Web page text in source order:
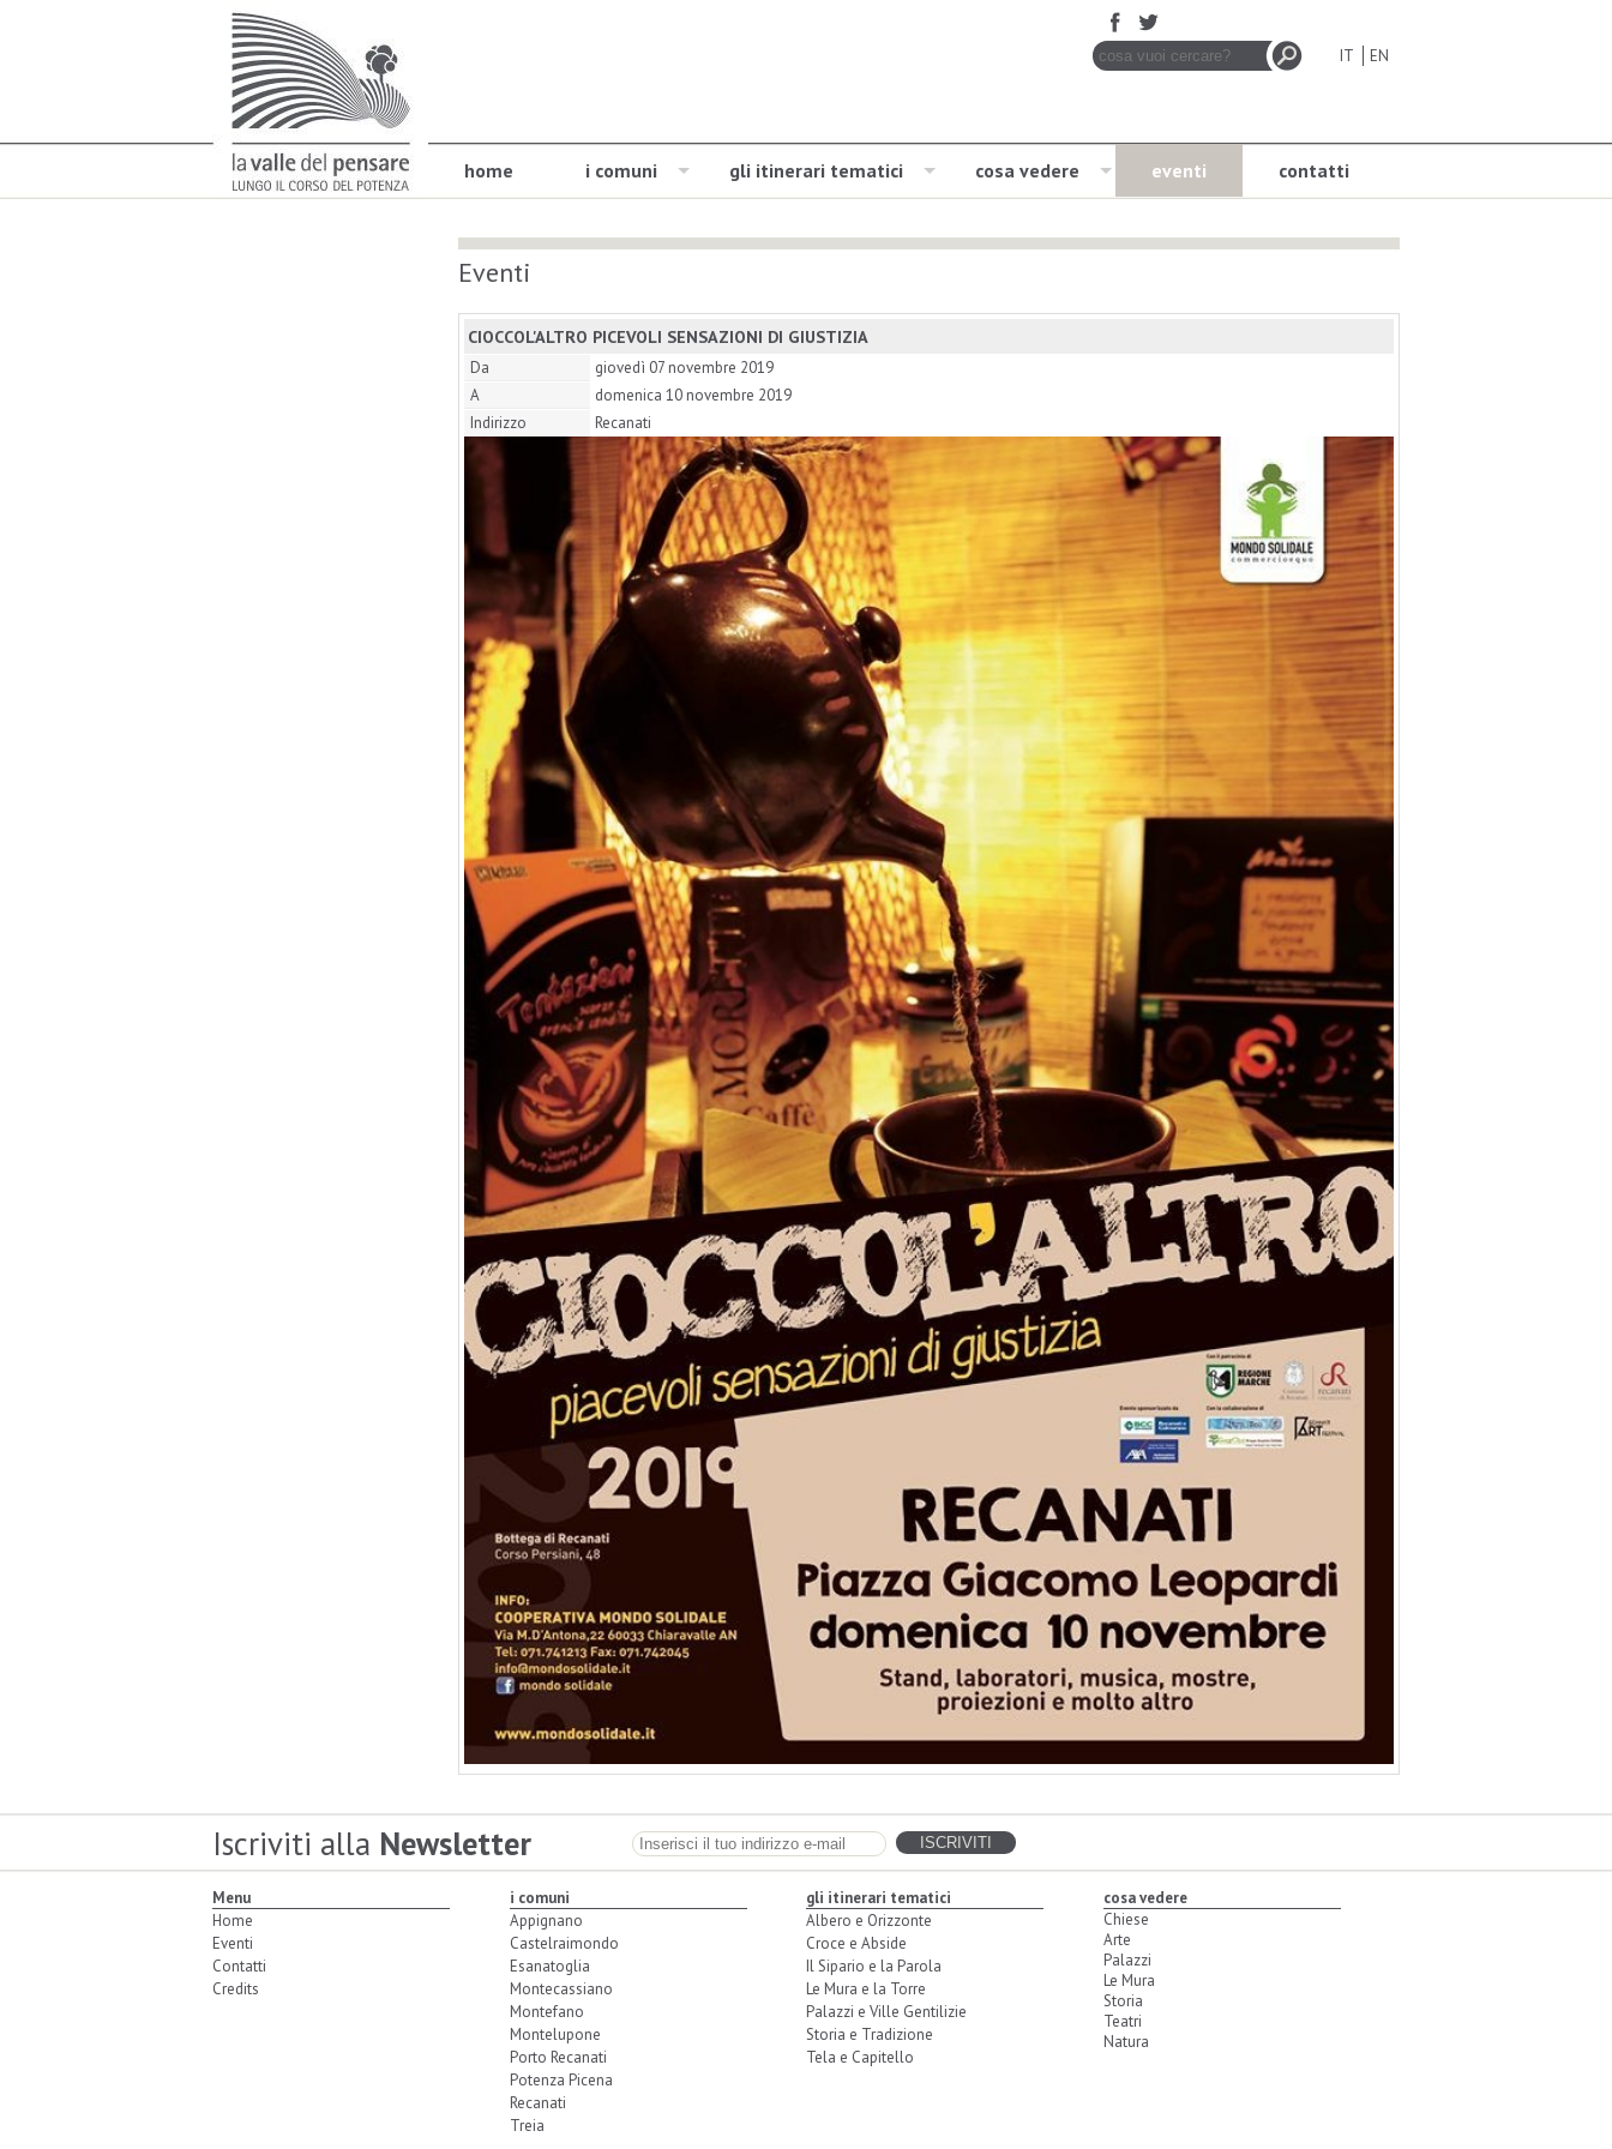
home i comuni gli itinerari tematici cosa vedere eventi contatti
IT EN
Eventi
CIOCCOL'ALTRO PICEVOLI SENSAZIONI DI GIUSTIZIA
Da
giovedì 07 novembre 2019
A
domenica 10 novembre 2019
Indirizzo
Recanati
Iscriviti alla Newsletter
Menu
Home
Eventi
Contatti
Credits
i comuni
Appignano
Castelraimondo
Esanatoglia
Montecassiano
Montefano
Montelupone
Porto Recanati
Potenza Picena
Recanati
Treia
gli itinerari tematici
Albero e Orizzonte
Croce e Abside
Il Sipario e la Parola
Le Mura e la Torre
Palazzi e Ville Gentilizie
Storia e Tradizione
Tela e Capitello
cosa vedere
Chiese
Arte
Palazzi
Le Mura
Storia
Teatri
Natura